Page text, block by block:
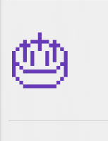
🎂